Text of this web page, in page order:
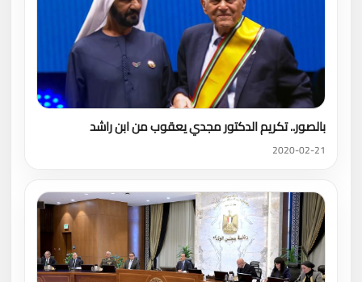
بالصور.. تكريم الدكتور مجدي يعقوب من ابن راشد
2020-02-21